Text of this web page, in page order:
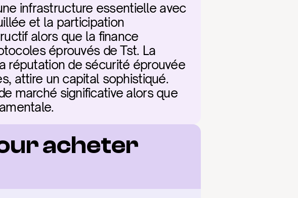
infrastructure essentielle avec
et la participation
alors que la finance
éprouvés de Tst. La
réputation de sécurité éprouvée
attire un capital sophistiqué.
marché significative alors que
acheter